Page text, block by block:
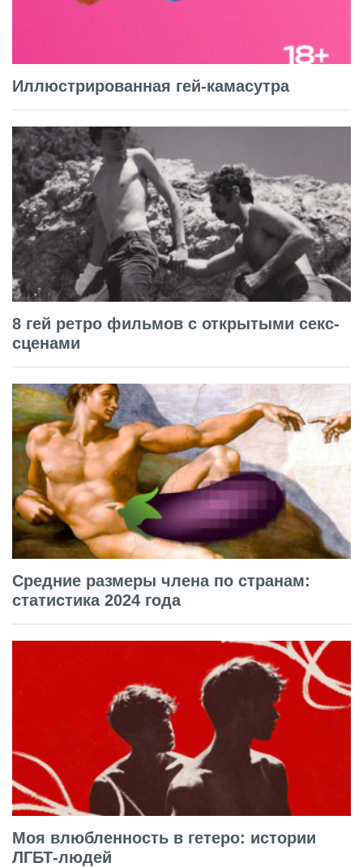
Иллюстрированная гей-камасутра
8 гей ретро фильмов с открытыми секс-
сценами
Средние размеры члена по странам:
статистика 2024 года
Моя влюбленность в гетеро: истории
ЛГБТ-людей